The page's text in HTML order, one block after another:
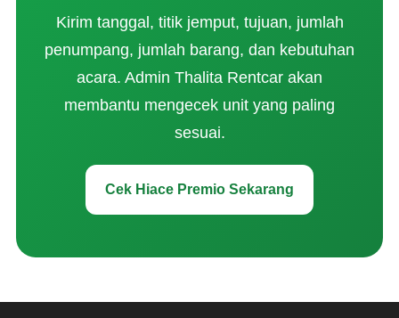
Kirim tanggal, titik jemput, tujuan, jumlah
penumpang, jumlah barang, dan kebutuhan
acara. Admin Thalita Rentcar akan
membantu mengecek unit yang paling
sesuai.
Cek Hiace Premio Sekarang